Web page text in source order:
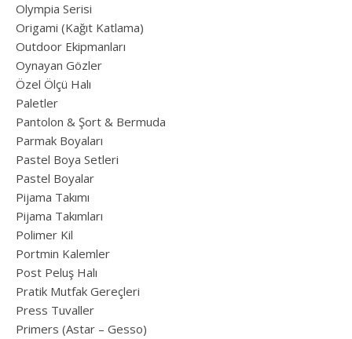
Olympia Serisi
Origami (Kağıt Katlama)
Outdoor Ekipmanları
Oynayan Gözler
Özel Ölçü Halı
Paletler
Pantolon & Şort & Bermuda
Parmak Boyaları
Pastel Boya Setleri
Pastel Boyalar
Pijama Takımı
Pijama Takımları
Polimer Kil
Portmin Kalemler
Post Peluş Halı
Pratik Mutfak Gereçleri
Press Tuvaller
Primers (Astar – Gesso)